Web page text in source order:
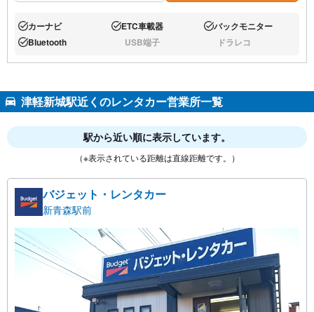
あり:カーナビ あり:ETC車載器 あり:バックモニター
あり:Bluetooth なし:USB端子 なし:ドラレコ
津軽新城駅近くのレンタカー営業所一覧
駅から近い順に表示しています。
（※表示されている距離は直線距離です。）
バジェット・レンタカー
新青森駅前